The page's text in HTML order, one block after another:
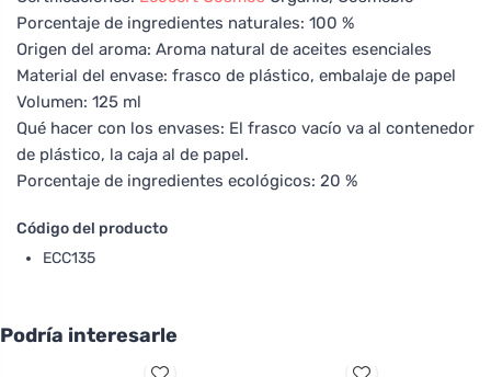
Porcentaje de ingredientes naturales: 100 %
Origen del aroma: Aroma natural de aceites esenciales
Material del envase: frasco de plástico, embalaje de papel
Volumen: 125 ml
Qué hacer con los envases: El frasco vacío va al contenedor
de plástico, la caja al de papel.
Porcentaje de ingredientes ecológicos: 20 %
Código del producto
ECC135
Podría interesarle